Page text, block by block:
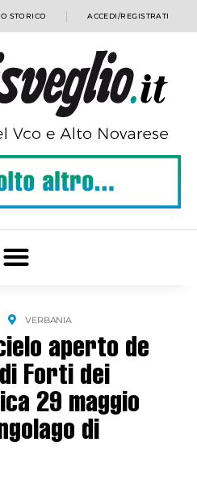
STORICO ACCEDI/REGISTRATI
VERBANIA
aperto de
Forti dei
29 maggio
di